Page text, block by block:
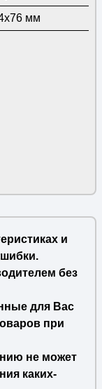
мм
и
без
для Вас
при
не может
каких-